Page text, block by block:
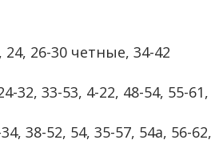
26-30 четные, 34-42
32, 33-53, 4-22, 48-54, 55-61,
38-52, 54, 35-57, 54а, 56-62,